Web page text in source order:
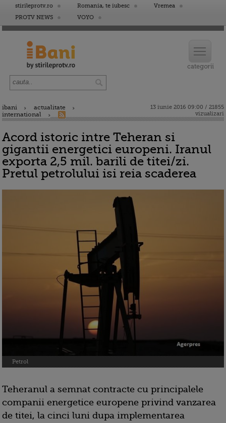
stirileprotv.ro Romania, te iubesc
Vremea
PROTV NEWS
VOYO
ibani
actualitate
international
13 iunie 2016 09:00 / 21855
vizualizari
Acord istoric intre Teheran si
gigantii energetici europeni. Iranul
exporta 2,5 mil. barili de titei/zi.
Pretul petrolului isi reia scaderea
Petrol
Teheranul a semnat contracte cu principalele
companii energetice europene privind vanzarea
de titei, la cinci luni dupa implementarea